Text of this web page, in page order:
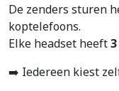
De zenders sturen
koptelefoons.
Elke headset heeft
➡️ Iedereen kiest